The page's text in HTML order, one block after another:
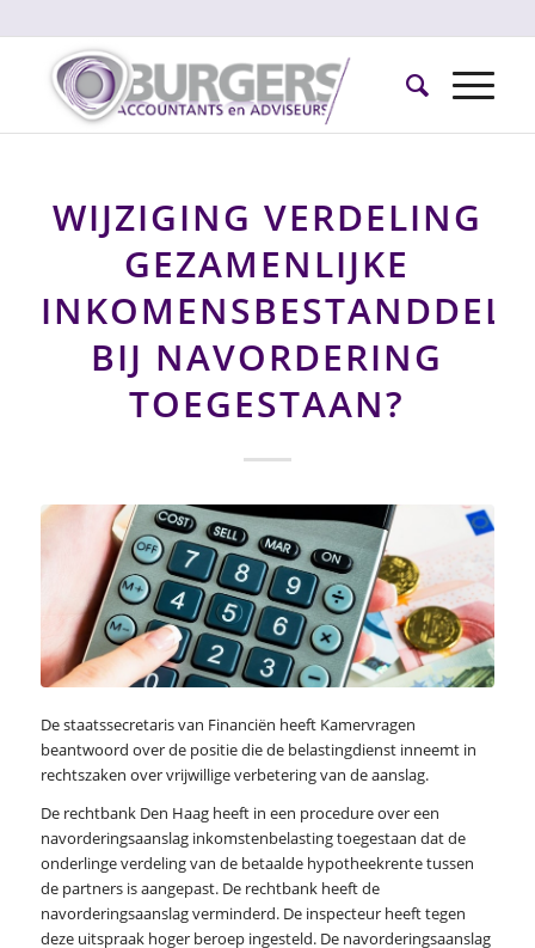
WIJZIGING VERDELING
GEZAMENLIJKE
BIJ NAVORDERING
TOEGESTAAN?
De staatssecretaris van Financiën heeft Kamervragen
beantwoord over de positie die de belastingdienst inneemt in
rechtszaken over vrijwillige verbetering van de aanslag.
De rechtbank Den Haag heeft in een procedure over een
navorderingsaanslag inkomstenbelasting toegestaan dat de
onderlinge verdeling van de betaalde hypotheekrente tussen
de partners is aangepast. De rechtbank heeft de
navorderingsaanslag verminderd. De inspecteur heeft tegen
deze uitspraak hoger beroep ingesteld. De navorderingsaanslag